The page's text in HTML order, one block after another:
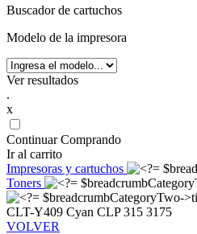
Buscador de cartuchos
Modelo de la impresora
Ver resultados
.
x
Continuar Comprando
Ir al carrito
Impresoras y cartuchos
Toners
CLT-Y409 Cyan CLP 315 3175
VOLVER